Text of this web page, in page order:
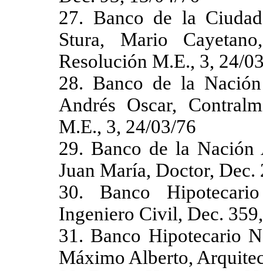
27. Banco de la
Stura, Mario
Resolución M.E., 3, 24/
28. Banco de la
Andrés Oscar,
M.E., 3, 24/03/76
29. Banco de la Nación
Juan María, Doctor, Dec.
30. Banco
Ingeniero Civil, Dec.
31. Banco Hipotecario
Máximo Alberto,